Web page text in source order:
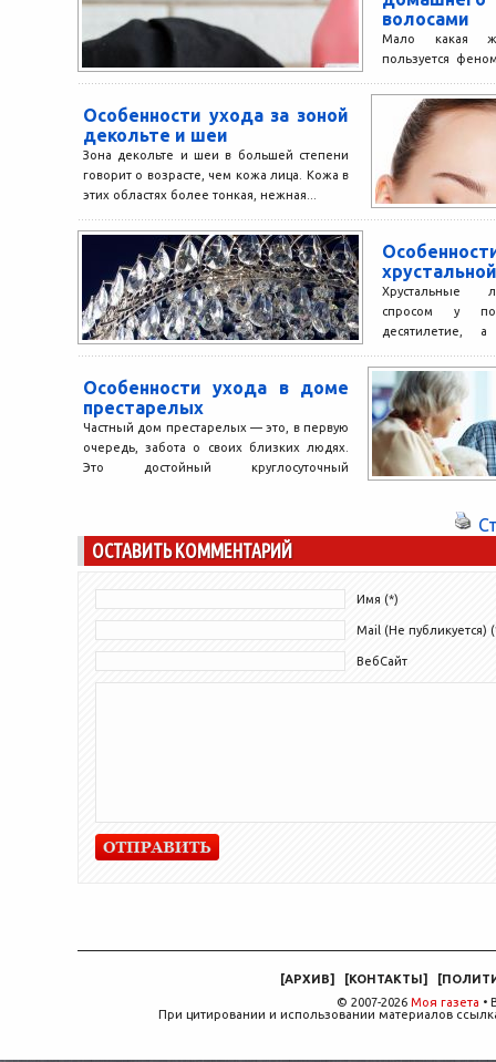
волосами
Мало какая
пользуется
какой же цвет...
Особенности ухода за зоной
декольте и шеи
Зона декольте и шеи в большей степени
говорит о возрасте, чем кожа лица. Кожа в
этих областях более тонкая, нежная...
Хрустальные
спросом у
десятилетие,
квартиры светом
Особенности ухода в доме
престарелых
Частный дом престарелых — это, в первую
очередь, забота о своих близких людях.
Это достойный круглосуточный
ОСТАВИТЬ КОММЕНТАРИЙ
Имя (*)
Mail (Не публикуется)
ВебСайт
[АРХИВ] [КОНТАКТЫ] [
© 2007-2026 Моя газета •
При цитировании и использовании материалов